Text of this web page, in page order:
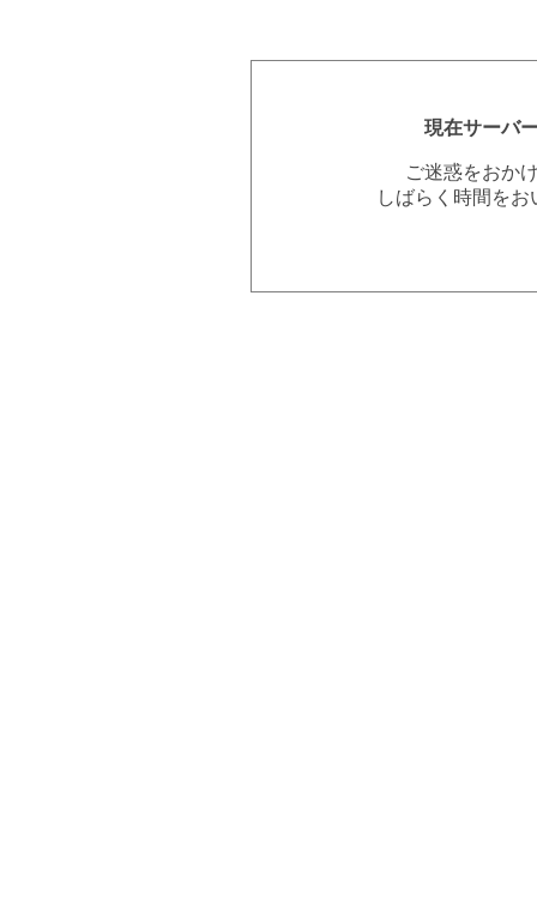
現在サーバ
ご迷惑をおか
しばらく時間を